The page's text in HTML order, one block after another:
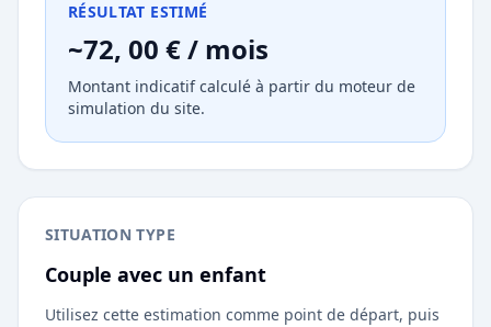
RÉSULTAT ESTIMÉ
~72, 00 € / mois
Montant indicatif calculé à partir du moteur de
simulation du site.
SITUATION TYPE
Couple avec un enfant
Utilisez cette estimation comme point de départ, puis